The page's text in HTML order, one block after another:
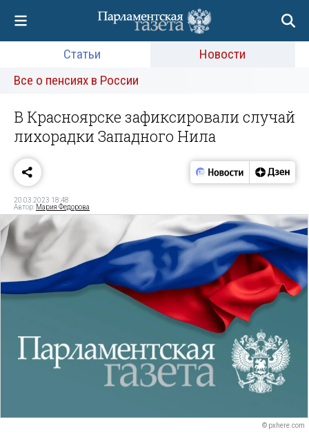
Статьи
Новости
Все о пенсиях в России
В Красноярске зафиксировали случай
лихорадки Западного Нила
20.03.2023 18:48
Автор: Мария Федорова
© pxhere.com